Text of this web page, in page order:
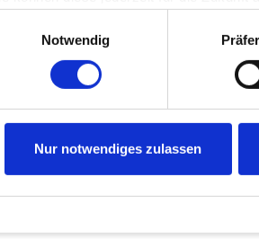
Notwendig
Nur notwendiges zulassen
und Betreuer können manchmal
organisiert werden.
Helfer und Helferinnen